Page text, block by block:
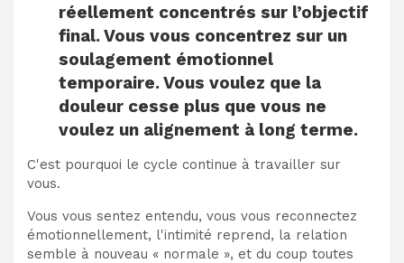
réellement concentrés sur l’objectif
final. Vous vous concentrez sur un
soulagement émotionnel
temporaire. Vous voulez que la
douleur cesse plus que vous ne
voulez un alignement à long terme.
C'est pourquoi le cycle continue à travailler sur
vous.
Vous vous sentez entendu, vous vous reconnectez
émotionnellement, l'intimité reprend, la relation
semble à nouveau « normale », et du coup toutes